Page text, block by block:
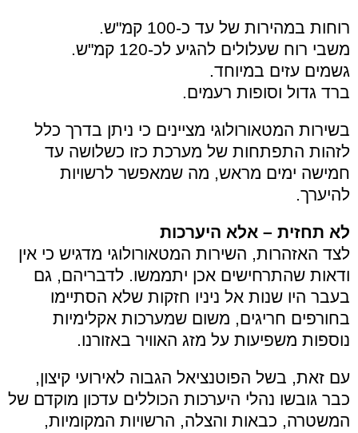
רוחות במהירות של עד כ-100 קמ"ש.
משבי רוח שעלולים להגיע לכ-120 קמ"ש.
גשמים עזים במיוחד.
ברד גדול וסופות רעמים.
בשירות המטאורולוגי מציינים כי ניתן בדרך כלל
לזהות התפתחות של מערכת כזו כשלושה עד
חמישה ימים מראש, מה שמאפשר לרשויות
להיערך.
לא תחזית – אלא היערכות
לצד האזהרות, השירות המטאורולוגי מדגיש כי אין
ודאות שהתרחישים אכן יתממשו. לדבריהם, גם
בעבר היו שנות אל ניניו חזקות שלא הסתיימו
בחורפים חריגים, משום שמערכות אקלימיות
נוספות משפיעות על מזג האוויר באזורנו.
עם זאת, בשל הפוטנציאל הגבוה לאירועי קיצון,
כבר גובשו נהלי היערכות הכוללים עדכון מוקדם של
המשטרה, כבאות והצלה, הרשויות המקומיות,